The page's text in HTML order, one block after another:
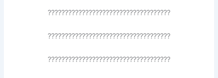
????????????????????????????????????
????????????????????????????????????
????????????????????????????????????